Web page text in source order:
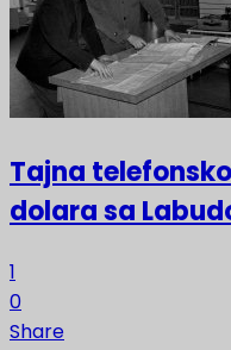
Tajna
dolara sa
1
0
Share